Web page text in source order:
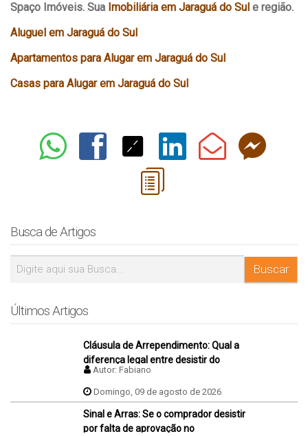
Spaço Imóveis. Sua Imobiliária em Jaraguá do Sul e região.
Aluguel em Jaraguá do Sul
Apartamentos para Alugar em Jaraguá do Sul
Casas para Alugar em Jaraguá do Sul
Busca de Artigos
Últimos Artigos
Cláusula de Arrependimento: Qual a
diferença legal entre desistir do
negócio antes e depois da assinatura
da promessa de compra e venda do
imóvel?
Autor: Fabiano
Domingo, 09 de agosto de 2026
Sinal e Arras: Se o comprador desistir
por falta de aprovação no